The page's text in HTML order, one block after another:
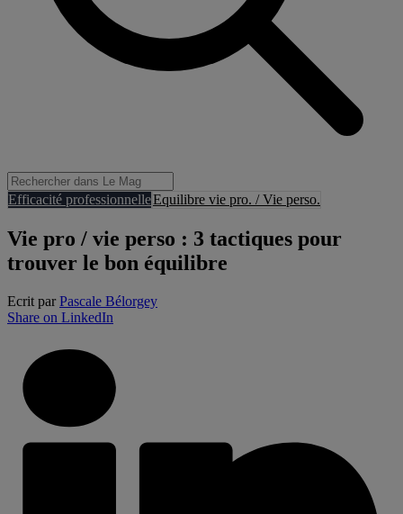
Efficacité professionnelleEquilibre vie pro. / Vie perso.
Vie pro / vie perso : 3 tactiques pour
trouver le bon équilibre
Ecrit parPascale Bélorgey
Share on LinkedIn